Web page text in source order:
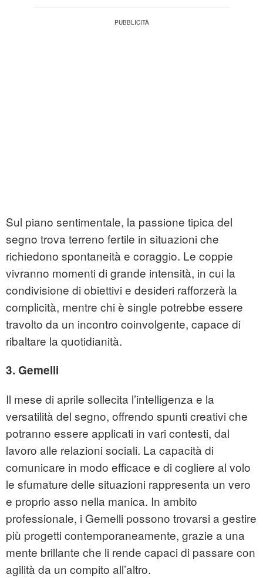
Sul piano sentimentale, la passione tipica del
segno trova terreno fertile in situazioni che
richiedono spontaneità e coraggio. Le coppie
vivranno momenti di grande intensità, in cui la
condivisione di obiettivi e desideri rafforzerà la
complicità, mentre chi è single potrebbe essere
travolto da un incontro coinvolgente, capace di
ribaltare la quotidianità.
3. Gemelli
Il mese di aprile sollecita l’intelligenza e la
versatilità del segno, offrendo spunti creativi che
potranno essere applicati in vari contesti, dal
lavoro alle relazioni sociali. La capacità di
comunicare in modo efficace e di cogliere al volo
le sfumature delle situazioni rappresenta un vero
e proprio asso nella manica. In ambito
professionale, i Gemelli possono trovarsi a gestire
più progetti contemporaneamente, grazie a una
mente brillante che li rende capaci di passare con
agilità da un compito all’altro.